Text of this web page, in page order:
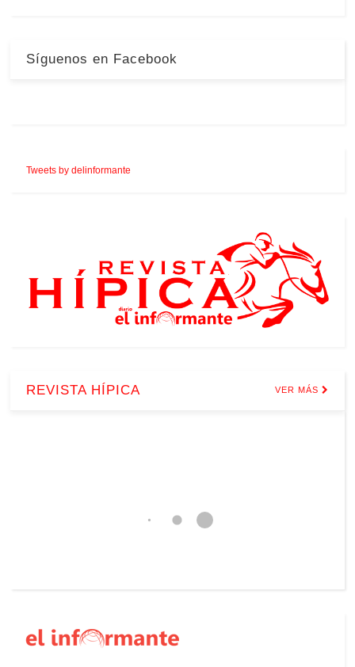
Síguenos en Facebook
Tweets by delinformante
REVISTA HÍPICA VER MÁS